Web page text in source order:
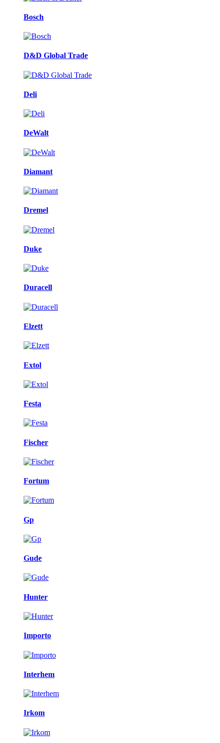
Bosch
D&D Global Trade
Deli
DeWalt
Diamant
Dremel
Duke
Duracell
Elzett
Extol
Festa
Fischer
Fortum
Gp
Gude
Hunter
Importo
Interhem
Irkom